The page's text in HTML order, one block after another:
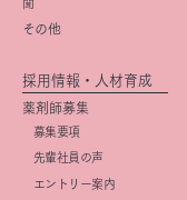
聞
その他
採用情報・人材育成
薬剤師募集
募集要項
先輩社員の声
エントリー案内